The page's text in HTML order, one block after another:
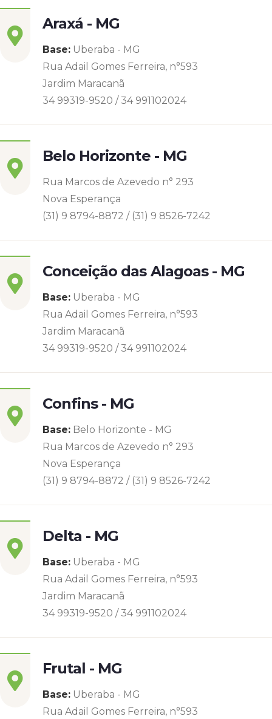
Araxá - MG
Base: Uberaba - MG
Rua Adail Gomes Ferreira, n°593
Jardim Maracanã
34 99319-9520 / 34 991102024
Belo Horizonte - MG
Rua Marcos de Azevedo n° 293
Nova Esperança
(31) 9 8794-8872 / (31) 9 8526-7242
Conceição das Alagoas - MG
Base: Uberaba - MG
Rua Adail Gomes Ferreira, n°593
Jardim Maracanã
34 99319-9520 / 34 991102024
Confins - MG
Base: Belo Horizonte - MG
Rua Marcos de Azevedo n° 293
Nova Esperança
(31) 9 8794-8872 / (31) 9 8526-7242
Delta - MG
Base: Uberaba - MG
Rua Adail Gomes Ferreira, n°593
Jardim Maracanã
34 99319-9520 / 34 991102024
Frutal - MG
Base: Uberaba - MG
Rua Adail Gomes Ferreira, n°593